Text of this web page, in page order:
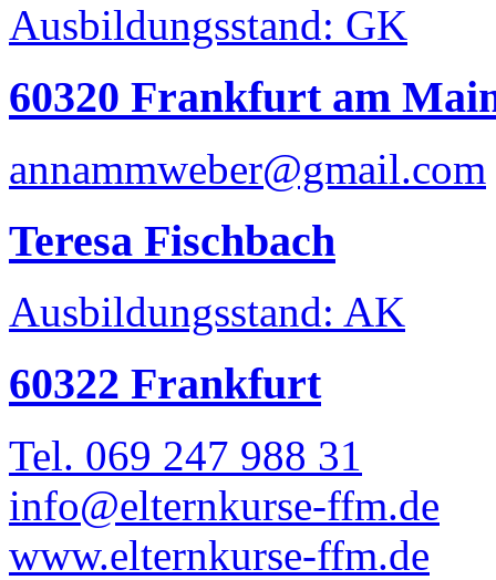
Ausbildungsstand: GK
60320 Frankfurt am
annammweber@gmail.com
Teresa Fischbach
Ausbildungsstand: AK
60322 Frankfurt
Tel. 069 247 988 31
info@elternkurse-ffm.de
www.elternkurse-ffm.de